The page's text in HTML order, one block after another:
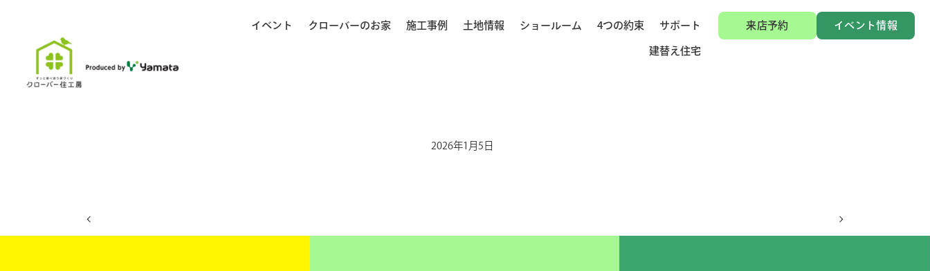
イベント クローバーのお家 施工事例 土地情報 ショールーム 4つの約束 サポート
建替え住宅
来店予約 イベント情報
ホーム イベント日程
2026年1月5日